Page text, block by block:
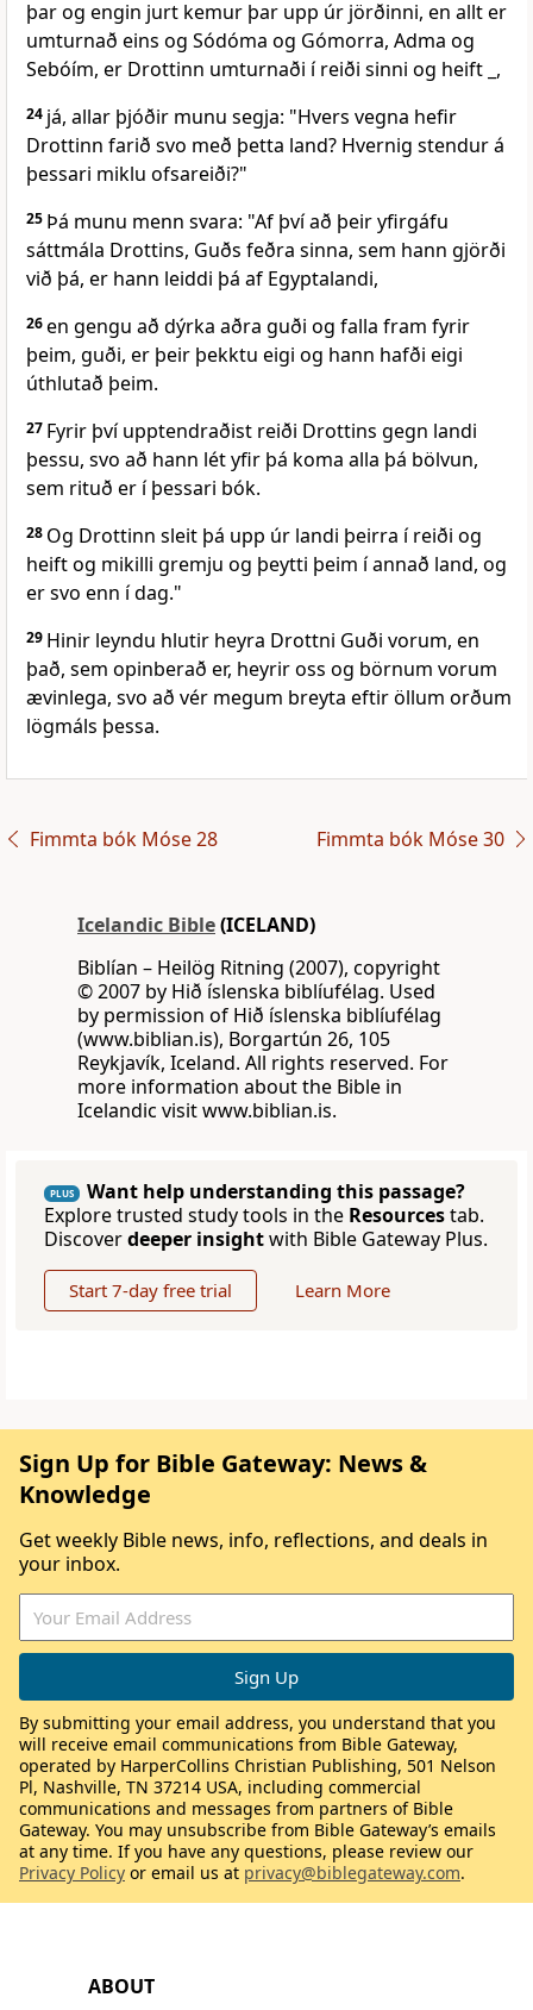
þar og engin jurt kemur þar upp úr jörðinni, en allt er
umturnað eins og Sódóma og Gómorra, Adma og
Sebóím, er Drottinn umturnaði í reiði sinni og heift _,
24 já, allar þjóðir munu segja: "Hvers vegna hefir
Drottinn farið svo með þetta land? Hvernig stendur á
þessari miklu ofsareiði?"
25 Þá munu menn svara: "Af því að þeir yfirgáfu
sáttmála Drottins, Guðs feðra sinna, sem hann gjörði
við þá, er hann leiddi þá af Egyptalandi,
26en gengu að dýrka aðra guði og falla fram fyrir
þeim, guði, er þeir þekktu eigi og hann hafði eigi
úthlutað þeim.
27 Fyrir því upptendraðist reiði Drottins gegn landi
þessu, svo að hann lét yfir þá koma alla þá bölvun,
sem rituð er í þessari bók.
28 Og Drottinn sleit þá upp úr landi þeirra í reiði og
heift og mikilli gremju og þeytti þeim í annað land, og
er svo enn í dag."
29 Hinir leyndu hlutir heyra Drottni Guði vorum, en
það, sem opinberað er, heyrir oss og börnum vorum
ævinlega, svo að vér megum breyta eftir öllum orðum
lögmáls þessa.
Fimmta bók Móse 28 Fimmta bók Móse 30
Icelandic Bible(ICELAND)
Biblían – Heilög Ritning (2007), copyright
© 2007 by Hið íslenska biblíufélag. Used
by permission of Hið íslenska biblíufélag
(www.biblian.is), Borgartún 26, 105
Reykjavík, Iceland. All rights reserved. For
more information about the Bible in
Icelandic visit www.biblian.is.
PLUS
Want help understanding this passage?
Explore trusted study tools in the Resourcestab.
Discoverdeeper insightwith Bible Gateway Plus.
Start 7-day free trial Learn More
ABOUT
Sign Up for Bible Gateway: News &
Knowledge
Get weekly Bible news, info, reflections, and deals in
your inbox.
By submitting your email address, you understand that you
will receive email communications from Bible Gateway,
operated by HarperCollins Christian Publishing, 501 Nelson
Pl, Nashville, TN 37214 USA, including commercial
communications and messages from partners of Bible
Gateway. You may unsubscribe from Bible Gateway’s emails
at any time. If you have any questions, please review our
Privacy Policy or email us at privacy@biblegateway.com.